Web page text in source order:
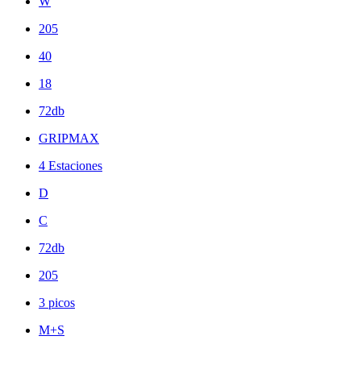
205
40
18
72db
GRIPMAX
4 Estaciones
D
C
72db
205
3 picos
M+S